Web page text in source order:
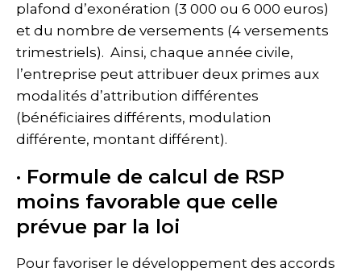
plafond d’exonération (3 000 ou 6 000 euros)
et du nombre de versements (4 versements
trimestriels). Ainsi, chaque année civile,
l’entreprise peut attribuer deux primes aux
modalités d’attribution différentes
(bénéficiaires différents, modulation
différente, montant différent).
· Formule de calcul de RSP
moins favorable que celle
prévue par la loi
Pour favoriser le développement des accords